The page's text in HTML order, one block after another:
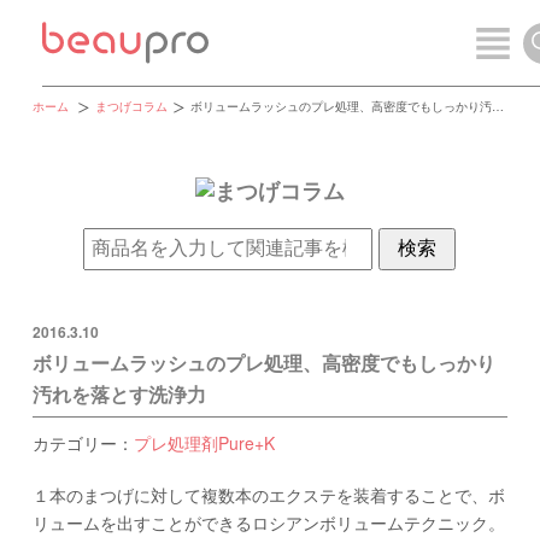
ホーム まつげコラム ボリュームラッシュのプレ処理、高密度でもしっかり汚れを落とす洗浄力
2016.3.10
ボリュームラッシュのプレ処理、高密度でもしっかり
汚れを落とす洗浄力
カテゴリー： プレ処理剤Pure+K
１本のまつげに対して複数本のエクステを装着することで、ボ
リュームを出すことができるロシアンボリュームテクニック。